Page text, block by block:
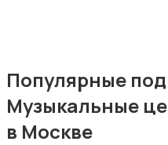
MP3-плееры и
Популярные
Музыкальные
в Москве